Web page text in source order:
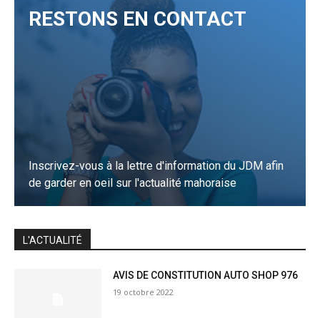
RESTONS EN CONTACT
Inscrivez-vous à la lettre d'information du JDM afin
de garder en oeil sur l'actualité mahoraise
JE M'INSCRIS
L'ACTUALITÉ
AVIS DE CONSTITUTION AUTO SHOP 976
19 octobre 2022